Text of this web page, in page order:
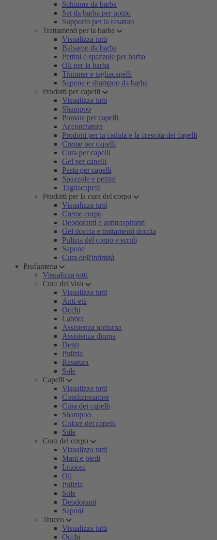
Schiuma da barba
Set da barba per uomo
Supporto per la rasatura
Trattamenti per la barba
Visualizza tutti
Balsamo da barba
Pettini e spazzole per barba
Oli per la barba
Trimmer e tagliacapelli
Sapone e shampoo da barba
Prodotti per capelli
Visualizza tutti
Shampoo
Pomate per capelli
Acconciatura
Prodotti per la caduta e la crescita dei capelli
Creme per capelli
Cura per capelli
Gel per capelli
Pasta per capelli
Spazzole e pettini
Tagliacapelli
Prodotti per la cura del corpo
Visualizza tutti
Creme corpo
Deodoranti e antitraspiranti
Gel doccia e trattamenti doccia
Pulizia del corpo e scrub
Sapone
Cura dell'intimità
Profumeria
Visualizza tutti
Cura del viso
Visualizza tutti
Anti-età
Occhi
Labbra
Assistenza notturna
Assistenza diurna
Denti
Pulizia
Rasatura
Sole
Capelli
Visualizza tutti
Condizionatore
Cura dei capelli
Shampoo
Colore dei capelli
Stile
Cura del corpo
Visualizza tutti
Mani e piedi
Lozioni
Oli
Pulizia
Sole
Deodoranti
Saponi
Trucco
Visualizza tutti
Occhi